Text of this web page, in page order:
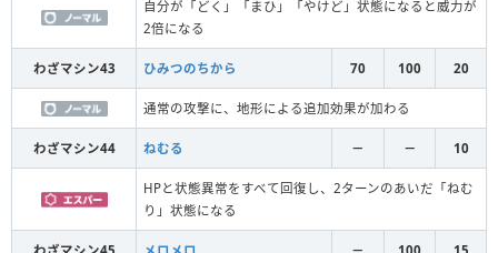
自分が「どく」「まひ」「やけど」状態になると威力が
2倍になる
わざマシン43 ひみつのちから 70 100 20
通常の攻撃に、地形による追加効果が加わる
わざマシン44 ねむる － － 10
HPと状態異常をすべて回復し、2ターンのあいだ「ねむ
り」状態になる